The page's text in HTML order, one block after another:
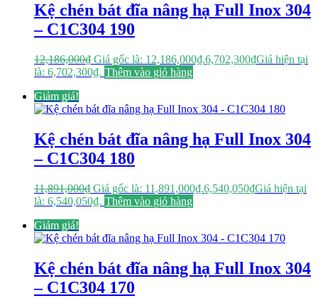
Kệ chén bát đĩa nâng hạ Full Inox 304
– C1C304 190
12,186,000₫ Giá gốc là: 12,186,000₫.6,702,300₫Giá hiện tại
là: 6,702,300₫. Thêm vào giỏ hàng
Giảm giá!
Kệ chén bát đĩa nâng hạ Full Inox 304
– C1C304 180
11,891,000₫ Giá gốc là: 11,891,000₫.6,540,050₫Giá hiện tại
là: 6,540,050₫. Thêm vào giỏ hàng
Giảm giá!
Kệ chén bát đĩa nâng hạ Full Inox 304
– C1C304 170